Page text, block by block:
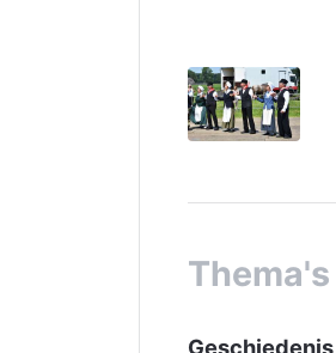
Thema's
Geschiedenis